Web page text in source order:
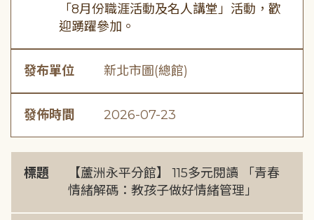
「8月份職涯活動及名人講堂」活動，歡
迎踴躍參加。
發布單位 新北市圖(總館)
發佈時間 2026-07-23
標題
【蘆洲永平分館】 115多元閱讀 「青春
情緒解碼：教孩子做好情緒管理」